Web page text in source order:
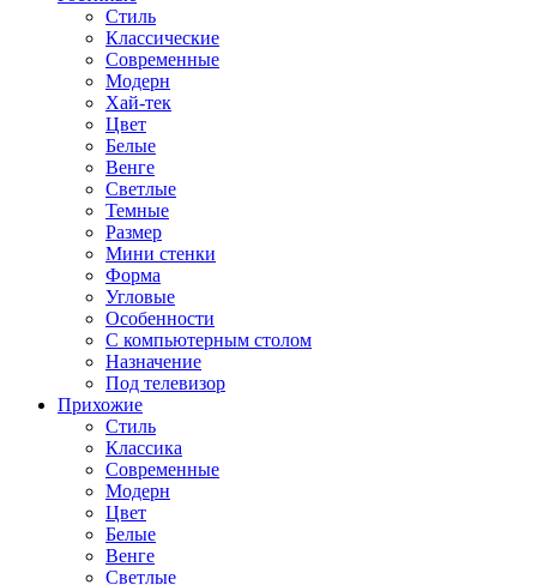
Стиль
Классические
Современные
Модерн
Хай-тек
Цвет
Белые
Венге
Светлые
Темные
Размер
Мини стенки
Форма
Угловые
Особенности
С компьютерным столом
Назначение
Под телевизор
Прихожие
Стиль
Классика
Современные
Модерн
Цвет
Белые
Венге
Светлые